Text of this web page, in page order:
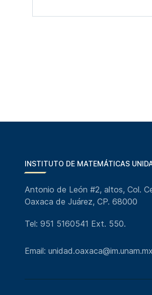
INSTITUTO DE MATEMÁTICAS
Antonio de León #2, altos, Col.
Oaxaca de Juárez, CP. 68000
Tel: 951 5160541 Ext. 550.
Email: unidad.oaxaca@im.unam.mx